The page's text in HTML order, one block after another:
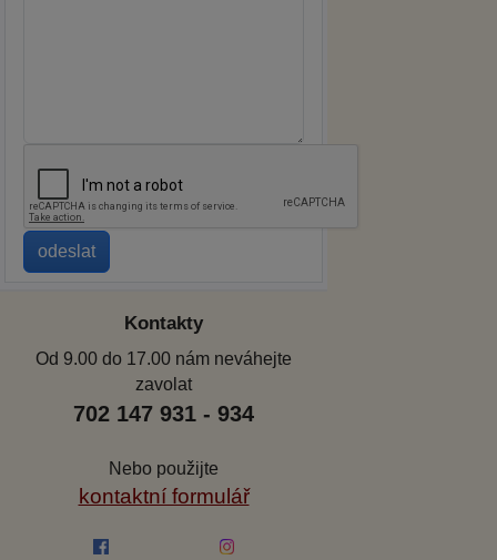
Kontakty
Od 9.00 do 17.00 nám neváhejte
zavolat
702 147 931 - 934
Nebo použijte
kontaktní formulář